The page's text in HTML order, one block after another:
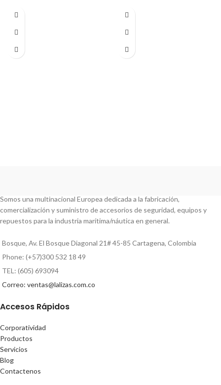
Somos una multinacional Europea dedicada a la fabricación,
comercialización y suministro de accesorios de seguridad, equipos y
repuestos para la industria marítima/náutica en general.
Bosque, Av. El Bosque Diagonal 21# 45-85 Cartagena, Colombia
Phone: (+57)300 532 18 49
TEL: (605) 693094
Correo: ventas@lalizas.com.co
Accesos Rápidos
Corporatividad
Productos
Servicios
Blog
Contactenos